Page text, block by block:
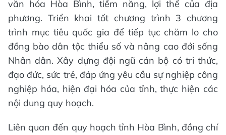
văn hóa Hòa Bình, tiềm năng, lợi thế của địa
phương. Triển khai tốt chương trình 3 chương
trình mục tiêu quốc gia để tiếp tục chăm lo cho
đồng bào dân tộc thiểu số và nâng cao đới sống
Nhân dân. Xây dựng đội ngũ cán bộ có tri thức,
đạo đức, sức trẻ, đáp ứng yêu cầu sự nghiệp công
nghiệp hóa, hiện đại hóa của tỉnh, thực hiện các
nội dung quy hoạch.
Liên quan đến quy hoạch tỉnh Hòa Bình, đồng chí